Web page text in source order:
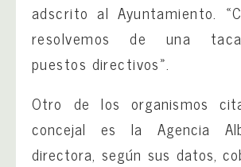
adscrito al Ayuntamiento.
resolvemos de una
puestos directivos».
Otro de los organismos
concejal es la Agencia
directora, según sus datos,